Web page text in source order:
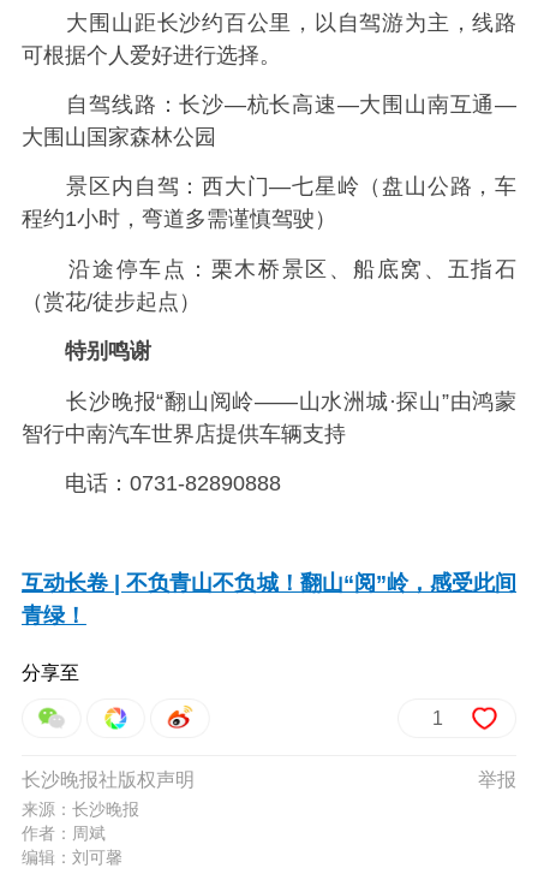
大围山距长沙约百公里，以自驾游为主，线路
可根据个人爱好进行选择。
自驾线路：长沙—杭长高速—大围山南互通—
大围山国家森林公园
景区内自驾：西大门—七星岭（盘山公路，车
程约1小时，弯道多需谨慎驾驶）
沿途停车点：栗木桥景区、船底窝、五指石
（赏花/徒步起点）
特别鸣谢
长沙晚报“翻山阅岭——山水洲城·探山”由鸿蒙
智行中南汽车世界店提供车辆支持
电话：0731-82890888
互动长卷 | 不负青山不负城！翻山“阅”岭，感受此间
青绿！
分享至
1
举报
长沙晚报社版权声明
来源：长沙晚报
作者：周斌
编辑：刘可馨